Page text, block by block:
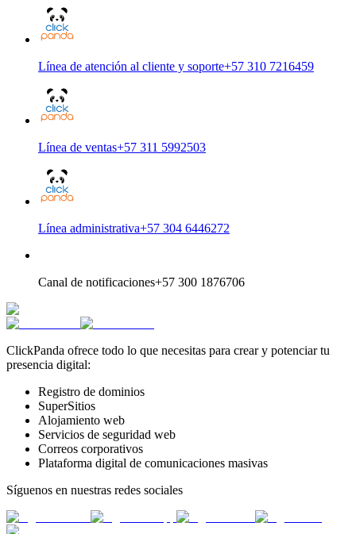
Línea de atención al cliente y soporte+57 310 7216459
Línea de ventas+57 311 5992503
Línea administrativa+57 304 6446272
Canal de notificaciones+57 300 1876706
ClickPanda ofrece todo lo que necesitas para crear y potenciar tu
presencia digital:
Registro de dominios
SuperSitios
Alojamiento web
Servicios de seguridad web
Correos corporativos
Plataforma digital de comunicaciones masivas
Síguenos en nuestras redes sociales